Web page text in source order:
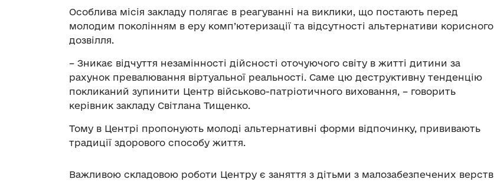
Особлива місія закладу полягає в реагуванні на виклики, що постають перед
молодим поколінням в еру комп’ютеризації та відсутності альтернативи корисного
дозвілля.
– Зникає відчуття незамінності дійсності оточуючого світу в житті дитини за
рахунок превалювання віртуальної реальності. Саме цю деструктивну тенденцію
покликаний зупинити Центр військово-патріотичного виховання, – говорить
керівник закладу Світлана Тищенко.
Тому в Центрі пропонують молоді альтернативні форми відпочинку, прививають
традиції здорового способу життя.
Важливою складовою роботи Центру є заняття з дітьми з малозабезпечених верств